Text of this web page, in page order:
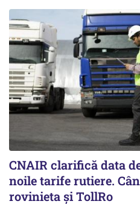
CNAIR clarifică data
noile tarife rutiere.
rovinieta și TollRo